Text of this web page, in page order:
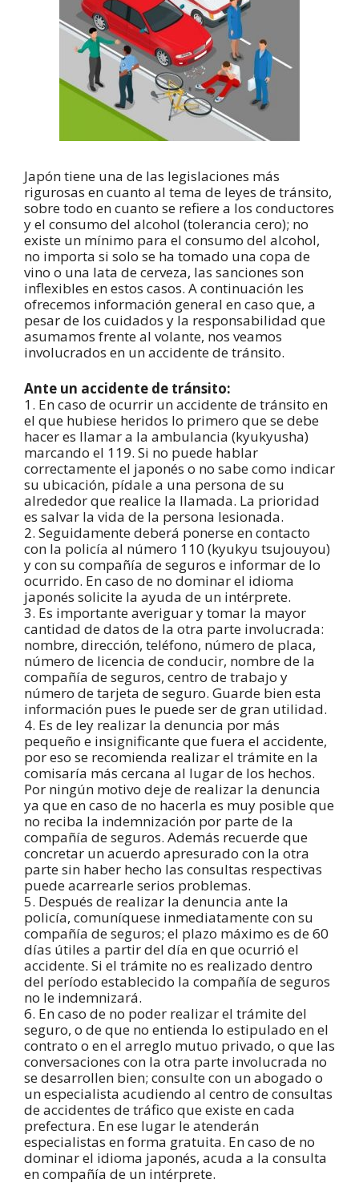
Japón tiene una de las legislaciones más
rigurosas en cuanto al tema de leyes de tránsito,
sobre todo en cuanto se refiere a los conductores
y el consumo del alcohol (tolerancia cero); no
existe un mínimo para el consumo del alcohol,
no importa si solo se ha tomado una copa de
vino o una lata de cerveza, las sanciones son
inflexibles en estos casos. A continuación les
ofrecemos información general en caso que, a
pesar de los cuidados y la responsabilidad que
asumamos frente al volante, nos veamos
involucrados en un accidente de tránsito.
Ante un accidente de tránsito:
1. En caso de ocurrir un accidente de tránsito en
el que hubiese heridos lo primero que se debe
hacer es llamar a la ambulancia (kyukyusha)
marcando el 119. Si no puede hablar
correctamente el japonés o no sabe como indicar
su ubicación, pídale a una persona de su
alrededor que realice la llamada. La prioridad
es salvar la vida de la persona lesionada.
2. Seguidamente deberá ponerse en contacto
con la policía al número 110 (kyukyu tsujouyou)
y con su compañía de seguros e informar de lo
ocurrido. En caso de no dominar el idioma
japonés solicite la ayuda de un intérprete.
3. Es importante averiguar y tomar la mayor
cantidad de datos de la otra parte involucrada:
nombre, dirección, teléfono, número de placa,
número de licencia de conducir, nombre de la
compañía de seguros, centro de trabajo y
número de tarjeta de seguro. Guarde bien esta
información pues le puede ser de gran utilidad.
4. Es de ley realizar la denuncia por más
pequeño e insignificante que fuera el accidente,
por eso se recomienda realizar el trámite en la
comisaría más cercana al lugar de los hechos.
Por ningún motivo deje de realizar la denuncia
ya que en caso de no hacerla es muy posible que
no reciba la indemnización por parte de la
compañía de seguros. Además recuerde que
concretar un acuerdo apresurado con la otra
parte sin haber hecho las consultas respectivas
puede acarrearle serios problemas.
5. Después de realizar la denuncia ante la
policía, comuníquese inmediatamente con su
compañía de seguros; el plazo máximo es de 60
días útiles a partir del día en que ocurrió el
accidente. Si el trámite no es realizado dentro
del período establecido la compañía de seguros
no le indemnizará.
6. En caso de no poder realizar el trámite del
seguro, o de que no entienda lo estipulado en el
contrato o en el arreglo mutuo privado, o que las
conversaciones con la otra parte involucrada no
se desarrollen bien; consulte con un abogado o
un especialista acudiendo al centro de consultas
de accidentes de tráfico que existe en cada
prefectura. En ese lugar le atenderán
especialistas en forma gratuita. En caso de no
dominar el idioma japonés, acuda a la consulta
en compañía de un intérprete.